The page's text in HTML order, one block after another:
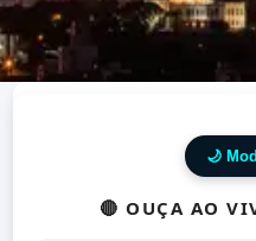
🌙
🔴 OUÇA AO